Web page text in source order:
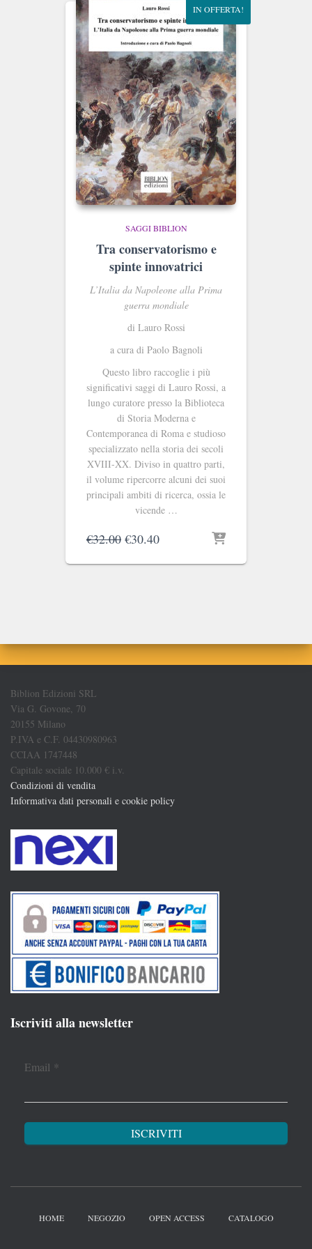
IN OFFERTA!
SAGGI BIBLION
Tra conservatorismo e
spinte innovatrici
L’Italia da Napoleone alla Prima
guerra mondiale
di Lauro Rossi
a cura di Paolo Bagnoli
Questo libro raccoglie i più
significativi saggi di Lauro Rossi, a
lungo curatore presso la Biblioteca
di Storia Moderna e
Contemporanea di Roma e studioso
specializzato nella storia dei secoli
XVIII-XX. Diviso in quattro parti,
il volume ripercorre alcuni dei suoi
principali ambiti di ricerca, ossia le
vicende …
€32.00 Il
originale
€30.40Il
attuale
Biblion Edizioni SRL
Via G. Govone, 70
20155 Milano
P.IVA e C.F. 04430980963
CCIAA 1747448
Capitale sociale 10.000 € i.v.
Condizioni di vendita
Informativa dati personali e cookie policy
Iscriviti alla newsletter
Email *
HOME NEGOZIO OPEN ACCESS CATALOGO